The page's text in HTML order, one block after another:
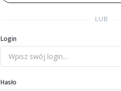
LUB
Login
Hasło